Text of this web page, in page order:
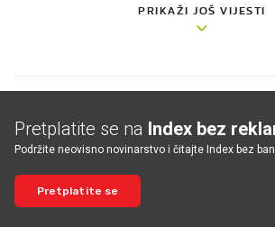
PRIKAŽI JOŠ VIJESTI
Pretplatite se na Index bez
Podržite neovisno novinarstvo i čitajte Index bez
Pretplatite se